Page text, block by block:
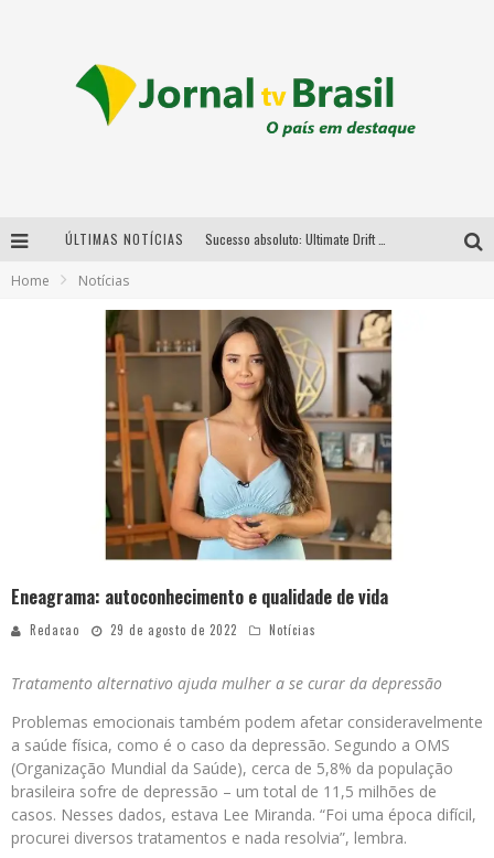
ÚLTIMAS NOTÍCIAS
Chega de mistério! Baianas Ozadas lança tema do carnaval de 2026 nesta terça-feira
Em abril, Boulevard Shopping BH realiza sorteio de TVs 4K
Home Notícias
Eneagrama: autoconhecimento e qualidade de vida
Redacao 29 de agosto de 2022 Notícias
Tratamento alternativo ajuda mulher a se curar da depressão
Problemas emocionais também podem afetar consideravelmente
a saúde física, como é o caso da depressão. Segundo a OMS
(Organização Mundial da Saúde), cerca de 5,8% da população
brasileira sofre de depressão – um total de 11,5 milhões de
casos. Nesses dados, estava Lee Miranda. “Foi uma época difícil,
procurei diversos tratamentos e nada resolvia”, lembra.